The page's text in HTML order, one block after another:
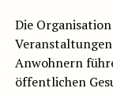
Die
Anwohnern
öffentlichen